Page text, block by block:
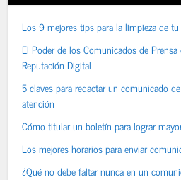
Los 9 mejores tips para la limpieza de tu
El Poder de los Comunicados de
Reputación Digital
5 claves para redactar un comunicado
atención
Cómo titular un boletín para lograr
Los mejores horarios para enviar
¿Qué no debe faltar nunca en un